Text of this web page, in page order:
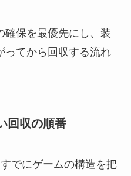
確保を最優先にし、装
ってから回収する流れ
回収の順番
でにゲームの構造を把